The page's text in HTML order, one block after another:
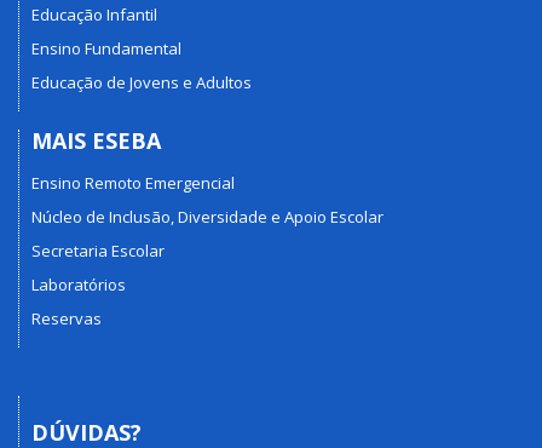
Educação Infantil
Ensino Fundamental
Educação de Jovens e Adultos
MAIS ESEBA
Ensino Remoto Emergencial
Núcleo de Inclusão, Diversidade e Apoio Escolar
Secretaria Escolar
Laboratórios
Reservas
DÚVIDAS?